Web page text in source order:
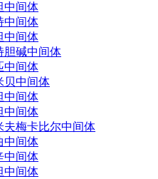
中间体
中间体
中间体
胆碱中间体
中间体
贝中间体
中间体
中间体
夫梅卡比尔中间体
中间体
中间体
中间体